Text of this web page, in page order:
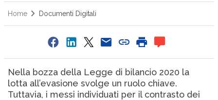
Home Documenti Digitali
Nella bozza della Legge di bilancio 2020 la
lotta all’evasione svolge un ruolo chiave.
Tuttavia, i messi individuati per il contrasto dei